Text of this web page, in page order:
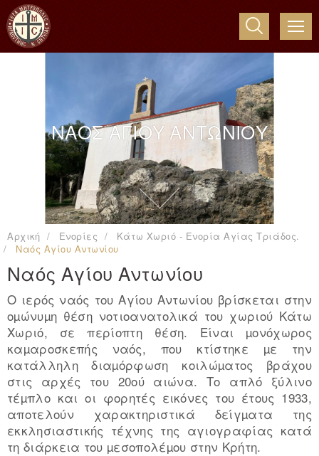
ΝΑΟΣ ΑΓΙΟΥ ΑΝΤΩΝΙΟΥ
Αρχική Ενορίες
Κάτω Χωριό - Ενορία Αγίας Τριάδος.
Ναός Αγίου Αντωνίου
Ναός Αγίου Αντωνίου
Ο ιερός ναός του Αγίου Αντωνίου βρίσκεται στην
οµώνυµη θέση νοτιοανατολικά του χωριού Κάτω
Χωριό, σε περίοπτη θέση. Είναι µονόχωρος
καµαροσκεπής ναός, που κτίστηκε µε την
κατάλληλη διαµόρφωση κοιλώµατος βράχου
στις αρχές του 20ού αιώνα. Το απλό ξύλινο
τέµπλο και οι φορητές εικόνες του έτους 1933,
αποτελούν χαρακτηριστικά δείγµατα της
εκκλησιαστικής τέχνης της αγιογραφίας κατά
τη διάρκεια του µεσοπολέµου στην Κρήτη.